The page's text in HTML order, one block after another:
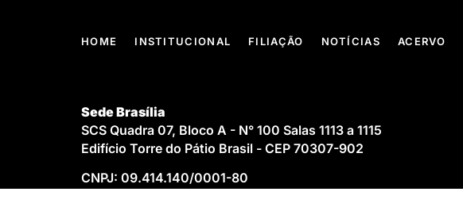
HOME INSTITUCIONAL FILIAÇÃO NOTÍCIAS ACERVO
Sede Brasília
SCS Quadra 07, Bloco A - N° 100 Salas 1113 a 1115
Edifício Torre do Pátio Brasil - CEP 70307-902
CNPJ: 09.414.140/0001-80